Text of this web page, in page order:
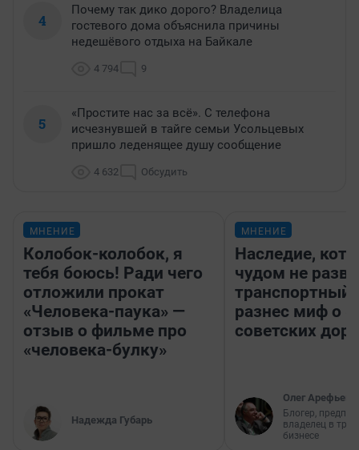
4
Почему так дико дорого? Владелица
гостевого дома объяснила причины
недешёвого отдыха на Байкале
4 794 9
5
«Простите нас за всё». С телефона
исчезнувшей в тайге семьи Усольцевых
пришло леденящее душу сообщение
4 632 Обсудить
МНЕНИЕ
Колобок-колобок, я
тебя боюсь! Ради чего
отложили прокат
«Человека-паука» —
отзыв о фильме про
«человека-булку»
Надежда Губарь
МНЕНИЕ
Наследие,
чудом не
транспортный
разнес миф о
советских
Олег Арефьев
Блогер,
владелец в
бизнесе